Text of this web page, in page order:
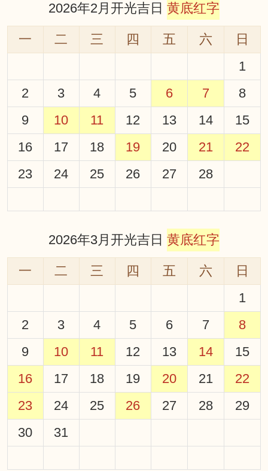
2026年2月开光吉日 黄底红字
一 二 三 四 五 六
日
1
2
3 4 5 6 7
8
9
10 11 12 13 14
15
16
17 18 19 20 21
22
23
24 25 26 27 28
2026年3月开光吉日 黄底红字
一 二 三 四 五 六
日
1
2
3 4 5 6 7
8
9
10 11 12 13 14
15
16
17 18 19 20 21
22
23
24 25 26 27 28
29
30
31